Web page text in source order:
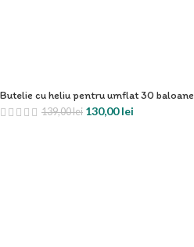
Butelie cu heliu pentru umflat 30 baloane
139,00lei 130,00lei